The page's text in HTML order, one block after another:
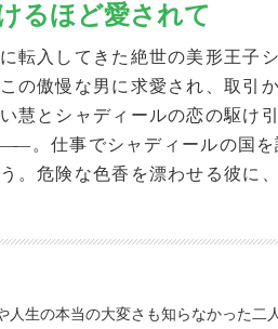
るほど愛されて
転入してきた絶世の美形王子
の傲慢な男に求愛され、取引
慧とシャディールの恋の駆け
――。仕事でシャディールの国を
。危険な色香を漂わせる彼に
人生の本当の大変さも知らなかった二